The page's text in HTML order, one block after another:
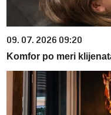
09. 07. 2026 09:20
Komfor po meri